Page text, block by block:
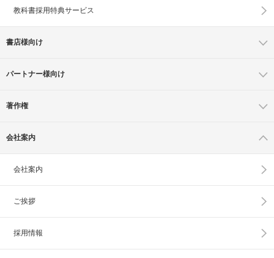
教科書採用特典サービス
書店様向け
パートナー様向け
著作権
会社案内
会社案内
ご挨拶
採用情報